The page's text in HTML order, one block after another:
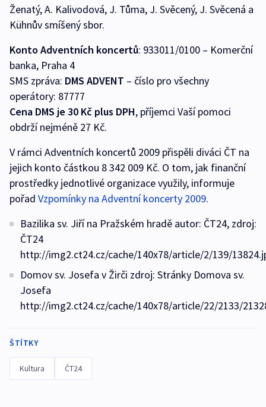
Ženatý, A. Kalivodová, J. Tůma, J. Svěcený, J. Svěcená a
Kühnův smíšený sbor.
Konto Adventních koncertů: 933011/0100 – Komerční
banka, Praha 4
SMS zpráva: DMS ADVENT – číslo pro všechny
operátory: 87777
Cena DMS je 30 Kč plus DPH, příjemci Vaší pomoci
obdrží nejméně 27 Kč.
V rámci Adventních koncertů 2009 přispěli diváci ČT na
jejich konto částkou 8 342 009 Kč. O tom, jak finanční
prostředky jednotlivé organizace využily, informuje
pořad Vzpomínky na Adventní koncerty 2009.
Bazilika sv. Jiří na Pražském hradě autor: ČT24, zdroj:
ČT24
http://img2.ct24.cz/cache/140x78/article/2/139/
Domov sv. Josefa v Žirči zdroj: Stránky Domova sv.
Josefa
http://img2.ct24.cz/cache/140x78/article/22/2133/
ŠTÍTKY
Kultura ČT24